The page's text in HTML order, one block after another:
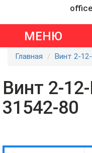
МЕНЮ
Главная Винт 2-
Винт 2-
31542-80